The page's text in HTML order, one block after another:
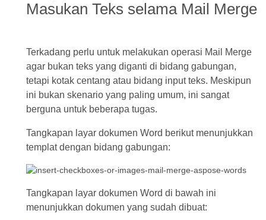
Masukan Teks selama Mail Merge
Terkadang perlu untuk melakukan operasi Mail Merge
agar bukan teks yang diganti di bidang gabungan,
tetapi kotak centang atau bidang input teks. Meskipun
ini bukan skenario yang paling umum, ini sangat
berguna untuk beberapa tugas.
Tangkapan layar dokumen Word berikut menunjukkan
templat dengan bidang gabungan:
Tangkapan layar dokumen Word di bawah ini
menunjukkan dokumen yang sudah dibuat: